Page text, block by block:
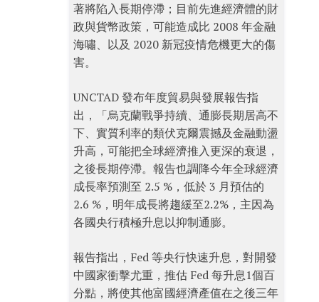
著將陷入長期停滯；目前先進經濟體的財
政與貨幣政策，可能造成比 2008 年金融
海嘯、以及 2020 新冠疫情危機更大的傷
害。
UNCTAD 發布年度貿易與發展報告指
出，「烏克蘭戰爭持續、通膨長期居高不
下、實質利率的類伏克爾震撼及金融動盪
升高，可能把全球經濟推入更深的衰退，
之後長期停滯。報告也調降今年全球經濟
成長率預測至 2.5 %，低於 3 月預估的
2.6 %，明年成長將趨緩至2.2%，主因為
各國央行積極升息以抑制通膨。
報告指出，Fed 等央行快速升息，對開發
中國家衝擊尤重，推估 Fed 每升息1個百
分點，將使其他富國經濟產值在之後三年